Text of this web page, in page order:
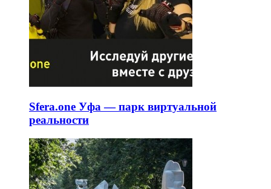
Sfera.one Уфа — парк виртуальной
реальности